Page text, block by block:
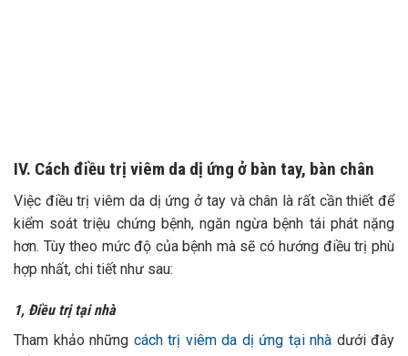
IV. Cách điều trị viêm da dị ứng ở bàn tay, bàn chân
Việc điều trị viêm da dị ứng ở tay và chân là rất cần thiết để
kiểm soát triệu chứng bệnh, ngăn ngừa bệnh tái phát nặng
hơn. Tùy theo mức độ của bệnh mà sẽ có hướng điều trị phù
hợp nhất, chi tiết như sau:
1, Điều trị tại nhà
Tham khảo những cách trị viêm da dị ứng tại nhà dưới đây